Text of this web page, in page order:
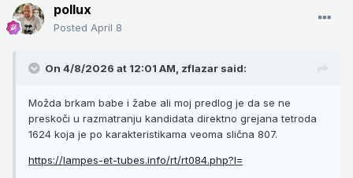
pollux
Posted April 8
On 4/8/2026 at 12:01 AM, zflazar said:
Možda brkam babe i žabe ali moj predlog je da se ne
preskoči u razmatranju kandidata direktno grejana tetroda
1624 koja je po karakteristikama veoma slična 807.
https://lampes-et-tubes.info/rt/rt084.php?l=